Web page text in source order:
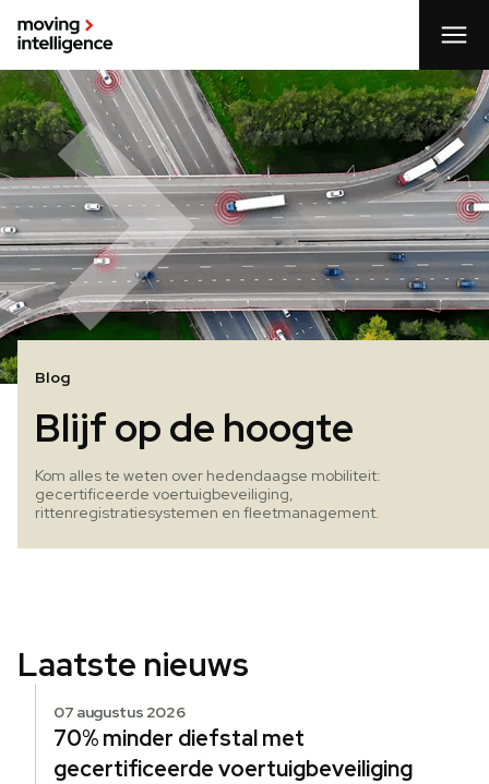
Blog
Blijf op de hoogte
Kom alles te weten over hedendaagse mobiliteit:
gecertificeerde voertuigbeveiliging,
rittenregistratiesystemen en fleetmanagement.
Laatste nieuws
07 augustus 2026
70% minder diefstal met
gecertificeerde voertuigbeveiliging